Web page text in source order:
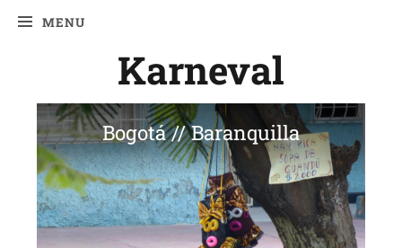
MENU
Karneval
Bogotá // Baranquilla